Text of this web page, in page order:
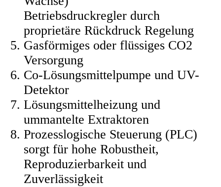
Betriebsdruckregler durch
proprietäre Rückdruck Regelung
Gasförmiges oder flüssiges CO2
Versorgung
Co-Lösungsmittelpumpe und UV-
Detektor
Lösungsmittelheizung und
ummantelte Extraktoren
Prozesslogische Steuerung (PLC)
sorgt für hohe Robustheit,
Reproduzierbarkeit und
Zuverlässigkeit